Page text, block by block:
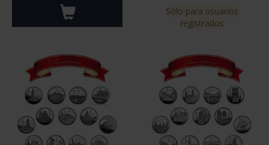
Sólo para usuarios
registrados